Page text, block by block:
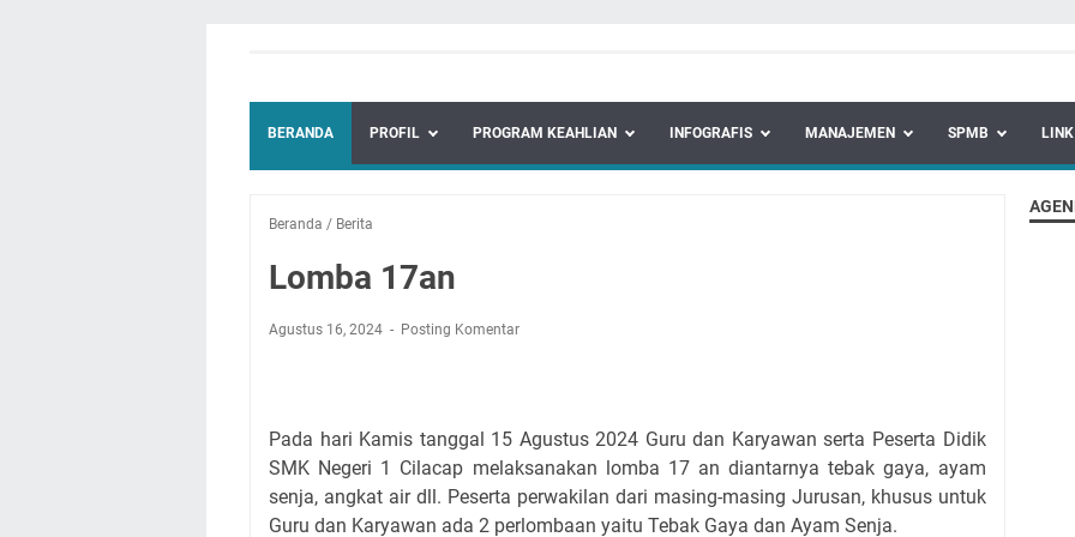
BERANDA PROFIL PROGRAM KEAHLIAN INFOGRAFIS MANAJEMEN SPMB LINK
Beranda / Berita
Lomba 17an
Agustus 16, 2024 Posting Komentar
Pada hari Kamis tanggal 15 Agustus 2024 Guru dan Karyawan serta Peserta Didik
SMK Negeri 1 Cilacap melaksanakan lomba 17 an diantarnya tebak gaya, ayam
senja, angkat air dll. Peserta perwakilan dari masing-masing Jurusan, khusus untuk
Guru dan Karyawan ada 2 perlombaan yaitu Tebak Gaya dan Ayam Senja.